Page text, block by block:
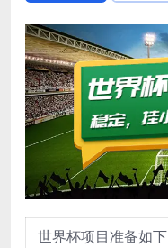
世界杯项目准备如下